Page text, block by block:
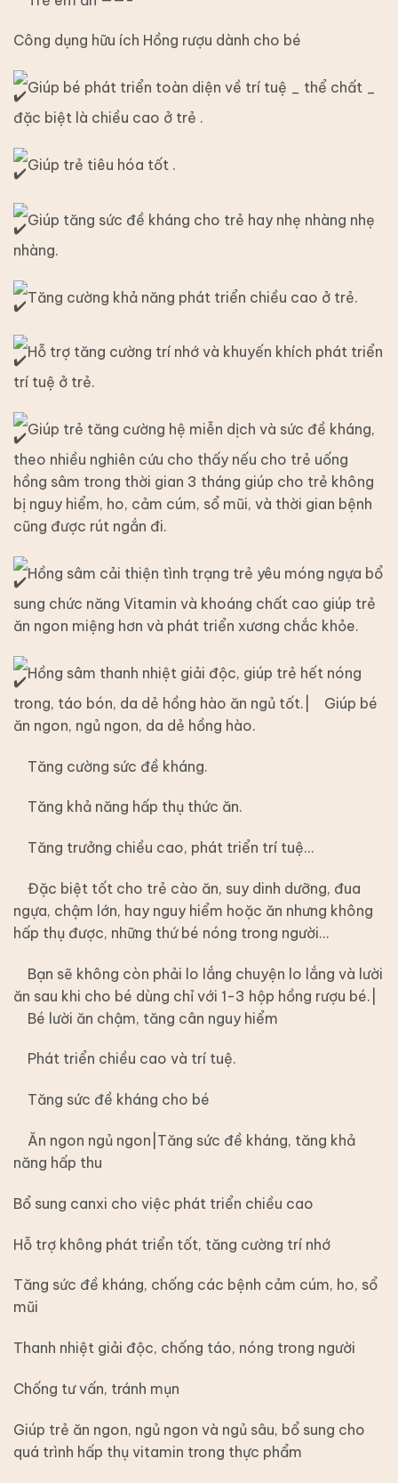
Công dụng hữu ích Hồng rượu dành cho bé
Giúp bé phát triển toàn diện về trí tuệ _ thể chất _
đặc biệt là chiều cao ở trẻ .
Giúp trẻ tiêu hóa tốt .
Giúp tăng sức đề kháng cho trẻ hay nhẹ nhàng nhẹ
nhàng.
Tăng cường khả năng phát triển chiều cao ở trẻ.
Hỗ trợ tăng cường trí nhớ và khuyến khích phát triển
trí tuệ ở trẻ.
Giúp trẻ tăng cường hệ miễn dịch và sức đề kháng,
theo nhiều nghiên cứu cho thấy nếu cho trẻ uống
hồng sâm trong thời gian 3 tháng giúp cho trẻ không
bị nguy hiểm, ho, cảm cúm, sổ mũi, và thời gian bệnh
cũng được rút ngắn đi.
Hồng sâm cải thiện tình trạng trẻ yêu móng ngựa bổ
sung chức năng Vitamin và khoáng chất cao giúp trẻ
ăn ngon miệng hơn và phát triển xương chắc khỏe.
Hồng sâm thanh nhiệt giải độc, giúp trẻ hết nóng
trong, táo bón, da dẻ hồng hào ăn ngủ tốt.|
Giúp bé
ăn ngon, ngủ ngon, da dẻ hồng hào.
Tăng cường sức đề kháng.
Tăng khả năng hấp thụ thức ăn.
Tăng trưởng chiều cao, phát triển trí tuệ…
Đặc biệt tốt cho trẻ cào ăn, suy dinh dưỡng, đua
ngựa, chậm lớn, hay nguy hiểm hoặc ăn nhưng không
hấp thụ được, những thứ bé nóng trong người…
Bạn sẽ không còn phải lo lắng chuyện lo lắng và lười
ăn sau khi cho bé dùng chỉ với 1-3 hộp hồng rượu bé.|
Bé lười ăn chậm, tăng cân nguy hiểm
Phát triển chiều cao và trí tuệ.
Tăng sức đề kháng cho bé
Ăn ngon ngủ ngon|Tăng sức đề kháng, tăng khả
năng hấp thu
Bổ sung canxi cho việc phát triển chiều cao
Hỗ trợ không phát triển tốt, tăng cường trí nhớ
Tăng sức đề kháng, chống các bệnh cảm cúm, ho, sổ
mũi
Thanh nhiệt giải độc, chống táo, nóng trong người
Chống tư vấn, tránh mụn
Giúp trẻ ăn ngon, ngủ ngon và ngủ sâu, bổ sung cho
quá trình hấp thụ vitamin trong thực phẩm